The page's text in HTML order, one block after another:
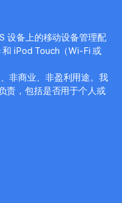
设备上的移动设备管理配
iPod Touch（Wi-Fi 或
非商业、非盈利用途。我
责，包括是否用于个人或